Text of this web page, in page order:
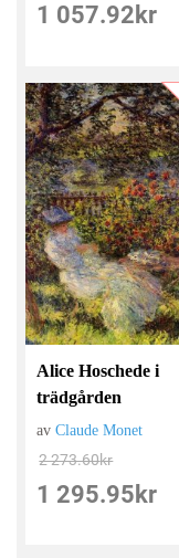
1 057.92 kr
Alice Hoschede i
trädgården
avClaude Monet
2 273.60kr
1 295.95 kr